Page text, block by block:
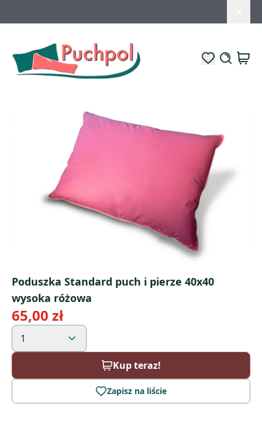
Poduszka Standard puch i pierze 40x40
wysoka różowa
65,00 zł
1
Kup teraz!
Zapisz na liście